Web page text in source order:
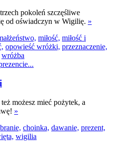
pokoleń szczęśliwe
od oświadczyn w Wigilię. »
miłość, miłość i
opowieść wróżki, przeznaczenie,
wróżba
możesz mieć pożytek, a
»
branie, choinka, dawanie, prezent,
wigilia